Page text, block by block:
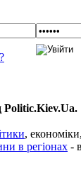
Politic.Kiev.Ua.
,
в регіонах -